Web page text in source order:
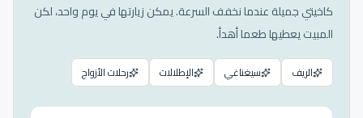
كاخيتي جميلة عندما نخفف السرعة. يمكن زيارتها في يوم واحد، لكن
المبيت يعطيها طعما أهدأ.
الريف سيغناغي الإطلالات رحلات الأزواج